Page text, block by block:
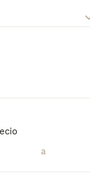
monta en
guarda tu
perfecto: